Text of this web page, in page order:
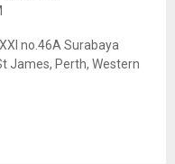
no.46A Surabaya
James, Perth, Western